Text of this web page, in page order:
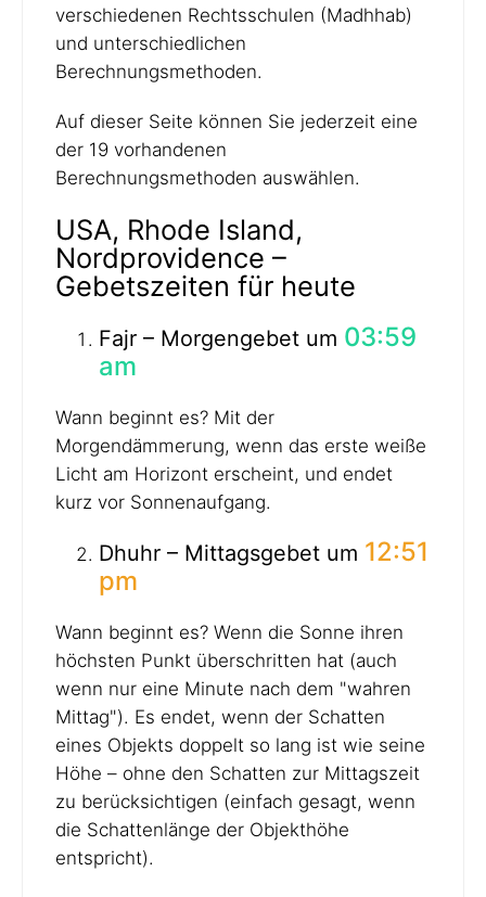
verschiedenen Rechtsschulen (Madhhab)
und unterschiedlichen
Berechnungsmethoden.
Auf dieser Seite können Sie jederzeit eine
der 19 vorhandenen
Berechnungsmethoden auswählen.
USA, Rhode Island,
Nordprovidence –
Gebetszeiten für heute
Fajr – Morgengebet um 03:59
am
Wann beginnt es? Mit der
Morgendämmerung, wenn das erste weiße
Licht am Horizont erscheint, und endet
kurz vor Sonnenaufgang.
Dhuhr – Mittagsgebet um 12:51
pm
Wann beginnt es? Wenn die Sonne ihren
höchsten Punkt überschritten hat (auch
wenn nur eine Minute nach dem "wahren
Mittag"). Es endet, wenn der Schatten
eines Objekts doppelt so lang ist wie seine
Höhe – ohne den Schatten zur Mittagszeit
zu berücksichtigen (einfach gesagt, wenn
die Schattenlänge der Objekthöhe
entspricht).